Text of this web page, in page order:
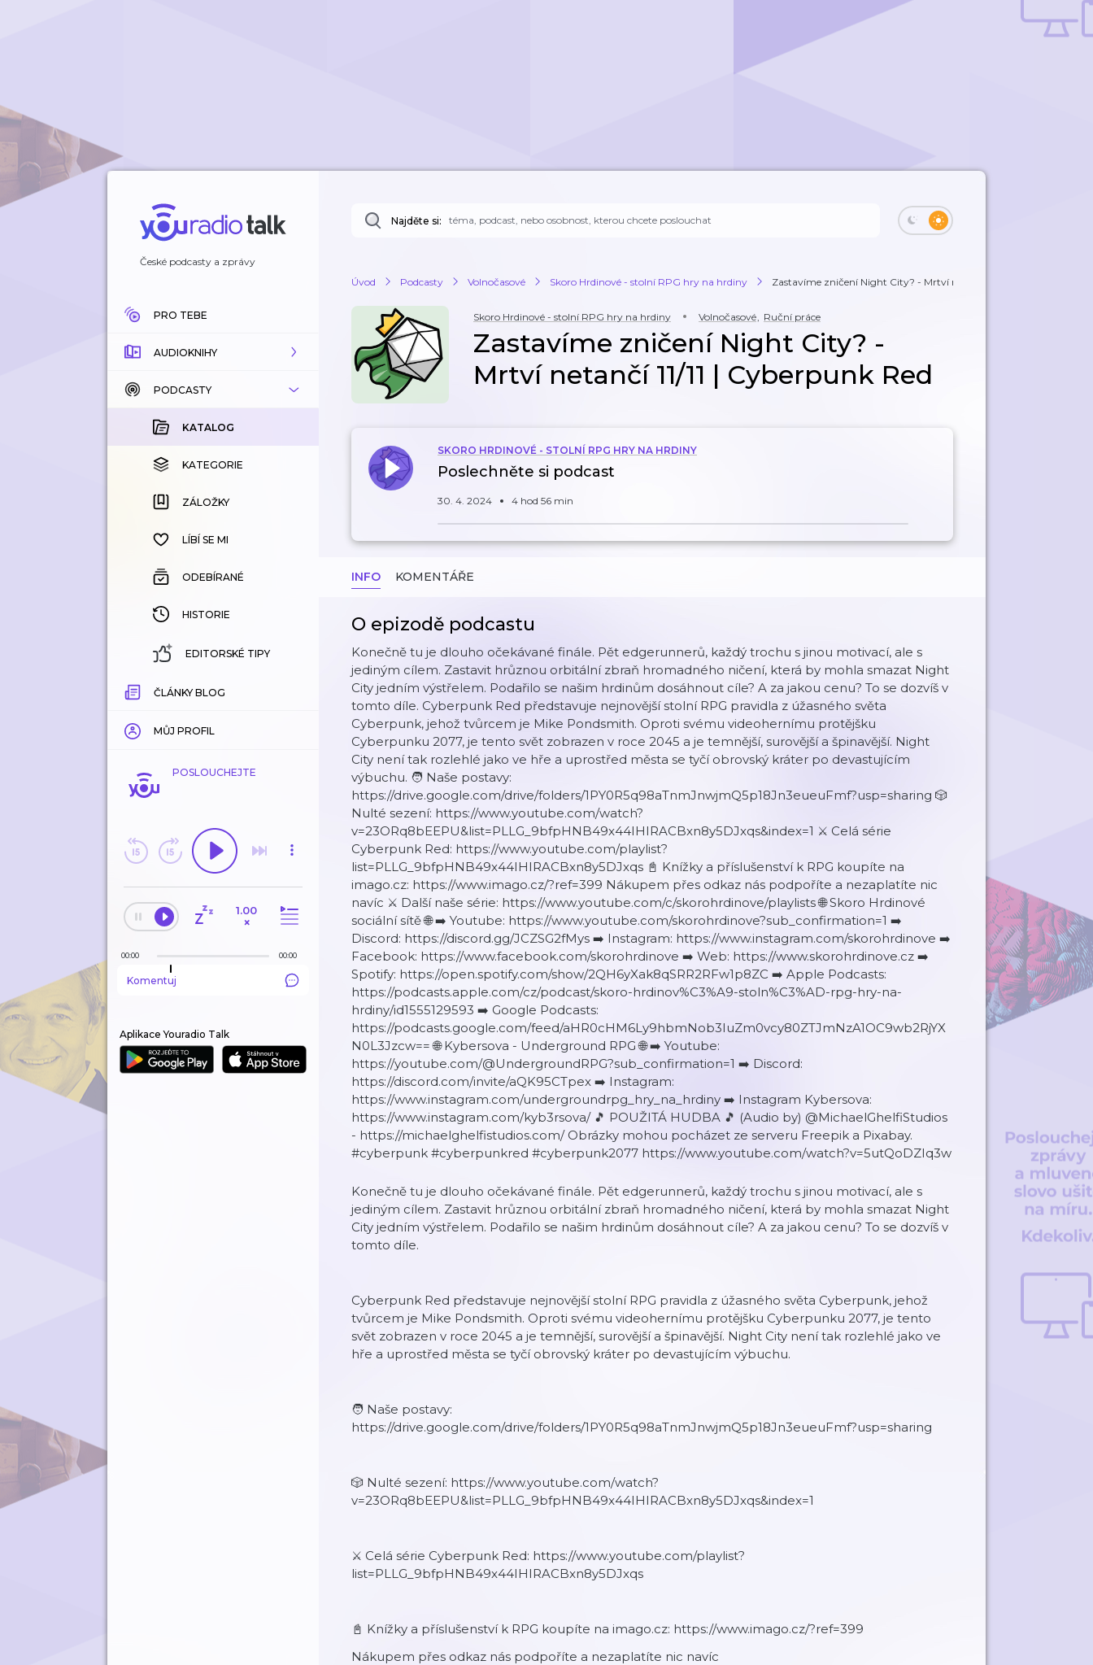
České podcasty a zprávy
PRO TEBE
AUDIOKNIHY
KATALOG
KOUPENÉ
KATEGORIE
ZÁLOŽKY
HISTORIE
PODCASTY
KATALOG
KATEGORIE
ZÁLOŽKY
LÍBÍ SE MI
ODEBÍRANÉ
HISTORIE
EDITORSKÉ TIPY
ČLÁNKY BLOG
MŮJ PROFIL
POSLOUCHEJTE
1.00
×
00:00 00:00
Komentuj
Aplikace Youradio Talk
Najděte si:
Úvod Podcasty Volnočasové Skoro Hrdinové - stolní RPG hry na hrdiny Zastavíme zničení Night City? - Mrtví neta...
Skoro Hrdinové - stolní RPG hry na hrdiny Volnočasové, Ruční práce
Zastavíme zničení Night City? -
Mrtví netančí 11/11 | Cyberpunk Red
SKORO HRDINOVÉ - STOLNÍ RPG HRY NA HRDINY
Poslechněte si podcast
30. 4. 2024 4 hod 56 min
INFO KOMENTÁŘE
O epizodě podcastu
Konečně tu je dlouho očekávané finále. Pět edgerunnerů, každý trochu s jinou motivací, ale s
jediným cílem. Zastavit hrůznou orbitální zbraň hromadného ničení, která by mohla smazat Night
City jedním výstřelem. Podařilo se našim hrdinům dosáhnout cíle? A za jakou cenu? To se dozvíš v
tomto díle. Cyberpunk Red představuje nejnovější stolní RPG pravidla z úžasného světa
Cyberpunk, jehož tvůrcem je Mike Pondsmith. Oproti svému videohernímu protějšku
Cyberpunku 2077, je tento svět zobrazen v roce 2045 a je temnější, surovější a špinavější. Night
City není tak rozlehlé jako ve hře a uprostřed města se tyčí obrovský kráter po devastujícím
výbuchu. 🧑 Naše postavy:
https://drive.google.com/drive/folders/1PY0R5q98aTnmJnwjmQ5p18Jn3eueuFmf?usp=sharing 🎲
Nulté sezení: https://www.youtube.com/watch?
v=23ORq8bEEPU&list=PLLG_9bfpHNB49x44IHIRACBxn8y5DJxqs&index=1 ⚔️ Celá série
Cyberpunk Red: https://www.youtube.com/playlist?
list=PLLG_9bfpHNB49x44IHIRACBxn8y5DJxqs 📓 Knížky a příslušenství k RPG koupíte na
imago.cz: https://www.imago.cz/?ref=399 Nákupem přes odkaz nás podpoříte a nezaplatíte nic
navíc ⚔️ Další naše série: https://www.youtube.com/c/skorohrdinove/playlists 🌐 Skoro Hrdinové
sociální sítě 🌐 ➡️ Youtube: https://www.youtube.com/skorohrdinove?sub_confirmation=1 ➡️
Discord: https://discord.gg/JCZSG2fMys ➡️ Instagram: https://www.instagram.com/skorohrdinove ➡️
Facebook: https://www.facebook.com/skorohrdinove ➡️ Web: https://www.skorohrdinove.cz ➡️
Spotify: https://open.spotify.com/show/2QH6yXak8qSRR2RFw1p8ZC ➡️ Apple Podcasts:
https://podcasts.apple.com/cz/podcast/skoro-hrdinov%C3%A9-stoln%C3%AD-rpg-hry-na-
hrdiny/id1555129593 ➡️ Google Podcasts:
https://podcasts.google.com/feed/aHR0cHM6Ly9hbmNob3IuZm0vcy80ZTJmNzA1OC9wb2RjYX
N0L3Jzcw== 🌐 Kybersova - Underground RPG 🌐 ➡️ Youtube:
https://youtube.com/@UndergroundRPG?sub_confirmation=1 ➡️ Discord:
https://discord.com/invite/aQK95CTpex ➡️ Instagram:
https://www.instagram.com/undergroundrpg_hry_na_hrdiny ➡️ Instagram Kybersova:
https://www.instagram.com/kyb3rsova/ 🎵 POUŽITÁ HUDBA 🎵 (Audio by) @MichaelGhelfiStudios
- https://michaelghelfistudios.com/ Obrázky mohou pocházet ze serveru Freepik a Pixabay.
#cyberpunk #cyberpunkred #cyberpunk2077 https://www.youtube.com/watch?v=5utQoDZIq3w
Konečně tu je dlouho očekávané finále. Pět edgerunnerů, každý trochu s jinou motivací, ale s
jediným cílem. Zastavit hrůznou orbitální zbraň hromadného ničení, která by mohla smazat Night
City jedním výstřelem. Podařilo se našim hrdinům dosáhnout cíle? A za jakou cenu? To se dozvíš v
tomto díle.
Cyberpunk Red představuje nejnovější stolní RPG pravidla z úžasného světa Cyberpunk, jehož
tvůrcem je Mike Pondsmith. Oproti svému videohernímu protějšku Cyberpunku 2077, je tento
svět zobrazen v roce 2045 a je temnější, surovější a špinavější. Night City není tak rozlehlé jako ve
hře a uprostřed města se tyčí obrovský kráter po devastujícím výbuchu.
🧑 Naše postavy:
https://drive.google.com/drive/folders/1PY0R5q98aTnmJnwjmQ5p18Jn3eueuFmf?usp=sharing
🎲 Nulté sezení: https://www.youtube.com/watch?
v=23ORq8bEEPU&list=PLLG_9bfpHNB49x44IHIRACBxn8y5DJxqs&index=1
⚔️ Celá série Cyberpunk Red: https://www.youtube.com/playlist?
list=PLLG_9bfpHNB49x44IHIRACBxn8y5DJxqs
📓 Knížky a příslušenství k RPG koupíte na imago.cz: https://www.imago.cz/?ref=399
Nákupem přes odkaz nás podpoříte a nezaplatíte nic navíc